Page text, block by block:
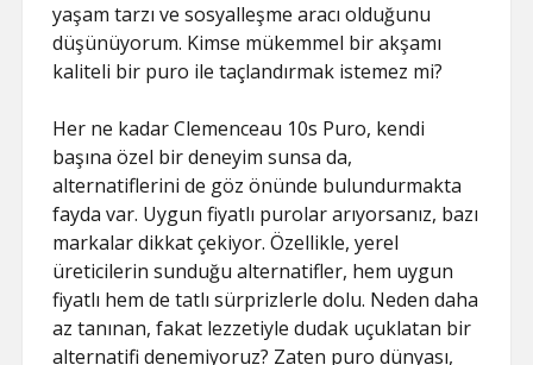
yaşam tarzı ve sosyalleşme aracı olduğunu
düşünüyorum. Kimse mükemmel bir akşamı
kaliteli bir puro ile taçlandırmak istemez mi?
Her ne kadar Clemenceau 10s Puro, kendi
başına özel bir deneyim sunsa da,
alternatiflerini de göz önünde bulundurmakta
fayda var. Uygun fiyatlı purolar arıyorsanız, bazı
markalar dikkat çekiyor. Özellikle, yerel
üreticilerin sunduğu alternatifler, hem uygun
fiyatlı hem de tatlı sürprizlerle dolu. Neden daha
az tanınan, fakat lezzetiyle dudak uçuklatan bir
alternatifi denemiyoruz? Zaten puro dünyası,